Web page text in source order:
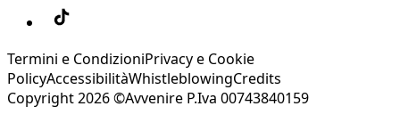
Termini e CondizioniPrivacy e Cookie
PolicyAccessibilitàWhistleblowingCredits
Copyright 2026 ©Avvenire P.Iva 00743840159